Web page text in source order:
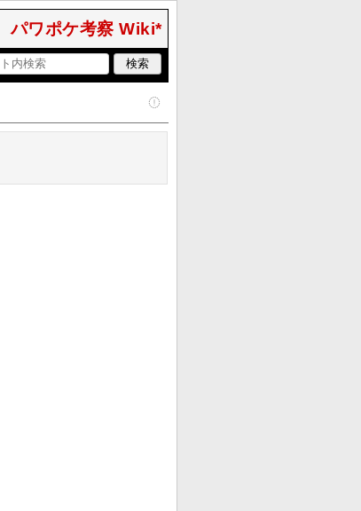
パワポケ考察 Wiki*